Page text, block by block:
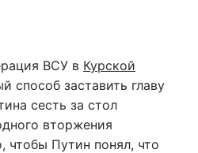
ВСУ в Курской
способ заставить главу
сесть за стол
вторжения
чтобы Путин понял, что